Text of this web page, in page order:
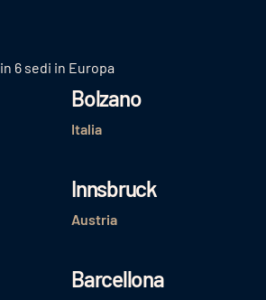
in 6 sedi in Europa
Bolzano
Italia
Innsbruck
Austria
Barcellona